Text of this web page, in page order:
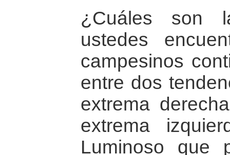
¿Cuáles son
ustedes
campesinos
entre dos
extrema
extrema
Luminoso que